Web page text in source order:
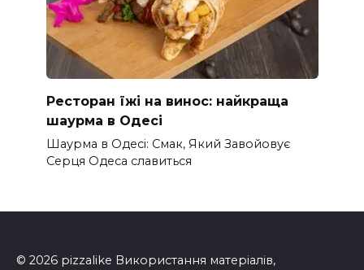
Ресторан їжі на винос: найкраща
шаурма в Одесі
Шаурма в Одесі: Смак, Який Завойовує
Серця Одеса славиться
© 2026 pizzalike Використання матеріалів,